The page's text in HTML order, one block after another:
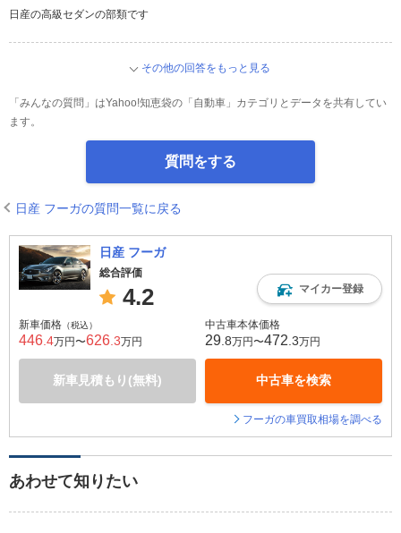
日産の高級セダンの部類です
その他の回答をもっと見る
「みんなの質問」はYahoo!知恵袋の「自動車」カテゴリとデータを共有してい
ます。
質問をする
日産 フーガの質問一覧に戻る
日産 フーガ
総合評価
4.2 マイカー登録
新車価格 （税込）
446 .4万円〜626 .3万円
新車見積もり(無料)
中古車本体価格
29 .8万円〜472 .3万円
中古車を検索
フーガの車買取相場を調べる
あわせて知りたい